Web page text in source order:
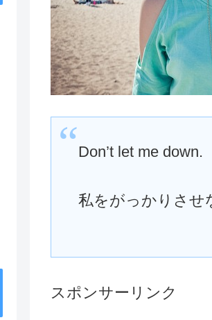
Don’t let me down.
私をがっかりさせ
スポンサーリンク